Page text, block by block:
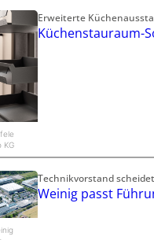
KG
Erweiterte
Küchenstauraum-
Technikvorstand
Weinig passt